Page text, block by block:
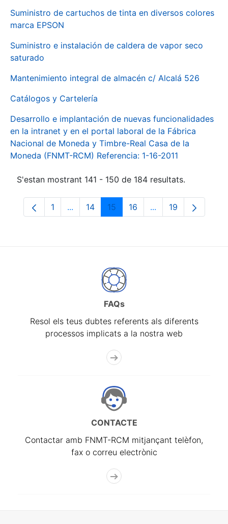
Suministro de cartuchos de tinta en diversos colores
marca EPSON
Suministro e instalación de caldera de vapor seco
saturado
Mantenimiento integral de almacén c/ Alcalá 526
Catálogos y Cartelería
Desarrollo e implantación de nuevas funcionalidades
en la intranet y en el portal laboral de la Fábrica
Nacional de Moneda y Timbre-Real Casa de la
Moneda (FNMT-RCM) Referencia: 1-16-2011
S'estan mostrant 141 - 150 de 184 resultats.
Pàgina
1 ...Pàgines intermèdies Utilitzeu TAB per
Pàgina
14 Pàgina
15 Pàgina
16 ...PàginesPàgina
19
FAQs
Resol els teus dubtes referents als diferents
processos implicats a la nostra web
CONTACTE
Contactar amb FNMT-RCM mitjançant telèfon,
fax o correu electrònic